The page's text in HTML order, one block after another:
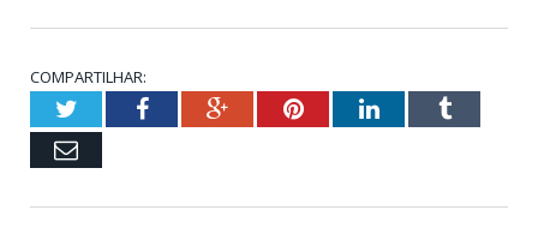
COMPARTILHAR:
TwitterFacebookGoogle+PinterestLinkedInTumblr
Email